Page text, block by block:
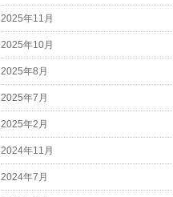
2025年11月
2025年10月
2025年8月
2025年7月
2025年2月
2024年11月
2024年7月